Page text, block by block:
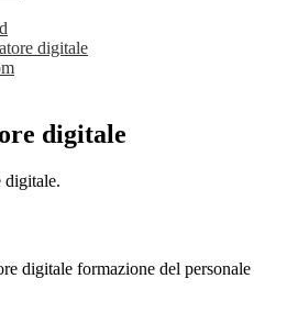
digitale
digitale
digitale.
digitale formazione del personale